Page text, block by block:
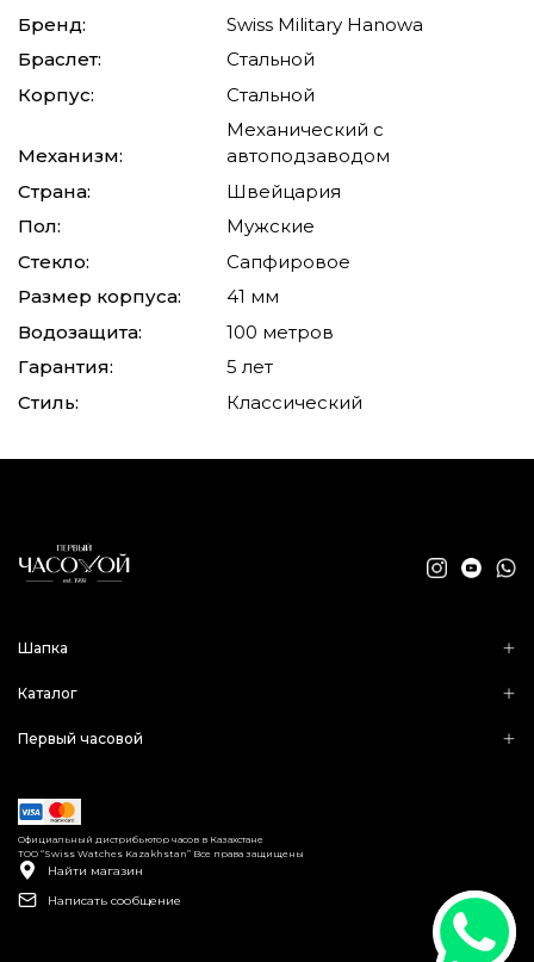
Бренд:
Swiss Military Hanowa
Браслет:
Стальной
Корпус:
Стальной
Механизм:
Механический с
автоподзаводом
Страна:
Швейцария
Пол:
Мужские
Стекло:
Сапфировое
Размер корпуса:
41 мм
Водозащита:
100 метров
Гарантия:
5 лет
Стиль:
Классический
Шапка
Каталог
Первый часовой
Найти магазин
Написать сообщение
ТОО “Swiss Watches Kazakhstan” Все права защищены
Официальный дистрибьютор часов в Казахстане